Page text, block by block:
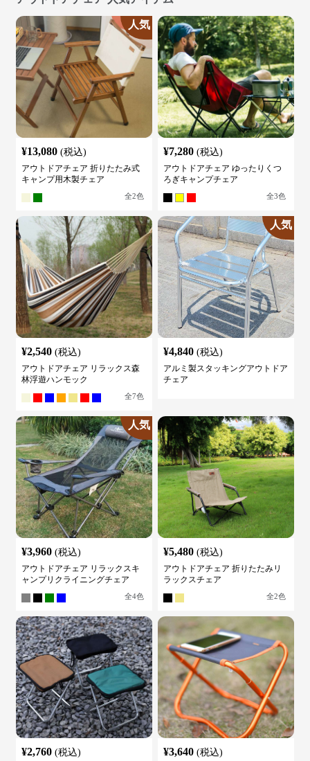
人気
¥13,080 (税込)
アウトドアチェア 折りたたみ式
キャンプ用木製チェア
全2色
¥7,280 (税込)
アウトドアチェア ゆったりくつ
ろぎキャンプチェア
全3色
¥2,540 (税込)
アウトドアチェア リラックス森
林浮遊ハンモック
全7色
人気
¥4,840 (税込)
アルミ製スタッキングアウトドア
チェア
人気
¥3,960 (税込)
アウトドアチェア リラックスキ
ャンプリクライニングチェア
全4色
¥5,480 (税込)
アウトドアチェア 折りたたみリ
ラックスチェア
全2色
¥2,760 (税込) ¥3,640 (税込)